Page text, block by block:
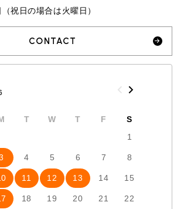
（祝日の場合は火曜日）
CONTACT
T W T F
S
1
4 5 6 7 8
11 12 13 14 15
18 19 20 21 22